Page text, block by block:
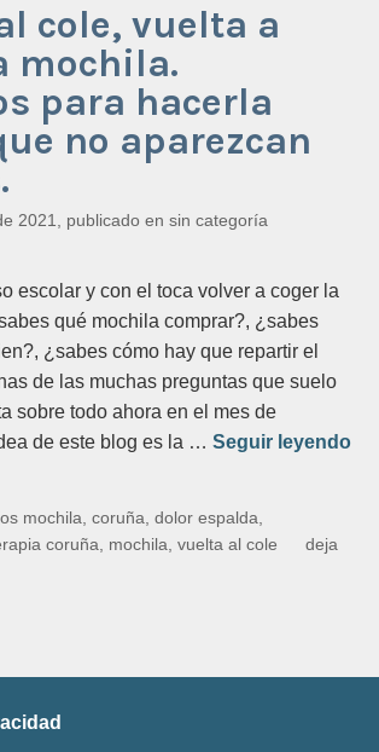
cole, vuelta a
mochila.
para hacerla
no aparezcan
2021, publicado ensin categoría
escolar y con el toca volver a coger la
qué mochila comprar?, ¿sabes
¿sabes cómo hay que repartir el
de las muchas preguntas que suelo
sobre todo ahora en el mes de
de este blog es la …Seguir leyendoV
c
mochila ,coruña ,dolor espalda
coruña mochila ,vuelta al cole
deja